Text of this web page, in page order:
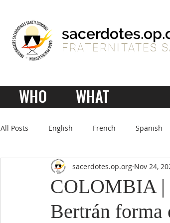
FRATERNITATES
WHO WHAT
All Posts English French Spanish
COLOMBIA |
Bertrán forma
sacerdotes.op.org Nov 24,